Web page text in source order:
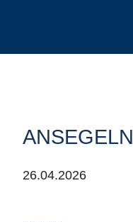
ANSEGELN
26.04.2026